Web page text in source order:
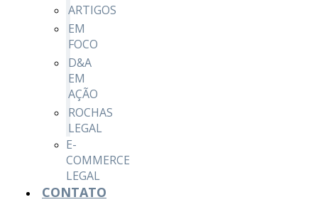
ARTIGOS
EM
FOCO
D&A
EM
AÇÃO
ROCHAS
LEGAL
E-
COMMERCE
LEGAL
CONTATO